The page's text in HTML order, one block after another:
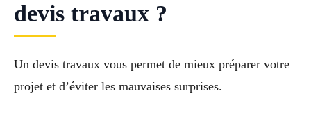
devis travaux ?
Un devis travaux vous permet de mieux préparer votre
projet et d’éviter les mauvaises surprises.